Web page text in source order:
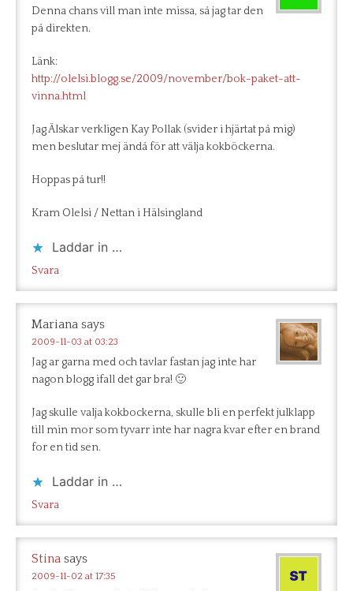
Denna chans vill man inte missa, så jag tar den
på direkten.
Länk:
http://olelsi.blogg.se/2009/november/bok-paket-att-
vinna.html
Jag Älskar verkligen Kay Pollak (svider i hjärtat på mig)
men beslutar mej ändå för att välja kokböckerna.
Hoppas på tur!!
Kram Olelsi / Nettan i Hälsingland
Laddar in …
Svara
Mariana says
2009-11-03 at 03:23
Jag ar garna med och tavlar fastan jag inte har
nagon blogg ifall det gar bra! 🙂
Jag skulle valja kokbockerna, skulle bli en perfekt julklapp
till min mor som tyvarr inte har nagra kvar efter en brand
for en tid sen.
Laddar in …
Svara
Stina says
2009-11-02 at 17:35